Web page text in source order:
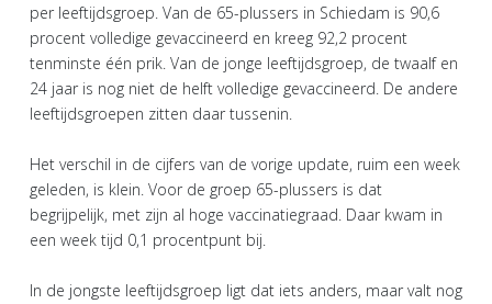
per leeftijdsgroep. Van de 65-plussers in Schiedam is 90,6
procent volledige gevaccineerd en kreeg 92,2 procent
tenminste één prik. Van de jonge leeftijdsgroep, de twaalf en
24 jaar is nog niet de helft volledige gevaccineerd. De andere
leeftijdsgroepen zitten daar tussenin.
Het verschil in de cijfers van de vorige update, ruim een week
geleden, is klein. Voor de groep 65-plussers is dat
begrijpelijk, met zijn al hoge vaccinatiegraad. Daar kwam in
een week tijd 0,1 procentpunt bij.
In de jongste leeftijdsgroep ligt dat iets anders, maar valt nog